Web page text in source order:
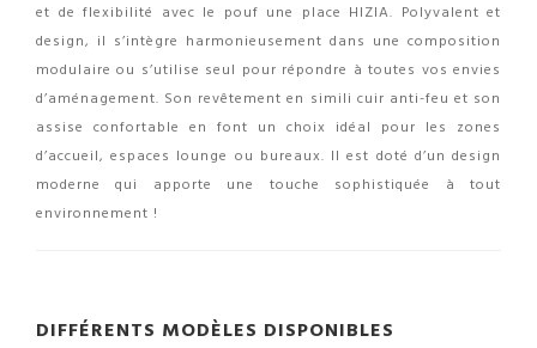
et de flexibilité avec le pouf une place HIZIA. Polyvalent et
design, il s’intègre harmonieusement dans une composition
modulaire ou s’utilise seul pour répondre à toutes vos envies
d’aménagement. Son revêtement en simili cuir anti-feu et son
assise confortable en font un choix idéal pour les zones
d’accueil, espaces lounge ou bureaux. Il est doté d’un design
moderne qui apporte une touche sophistiquée à tout
environnement !
DIFFÉRENTS MODÈLES DISPONIBLES